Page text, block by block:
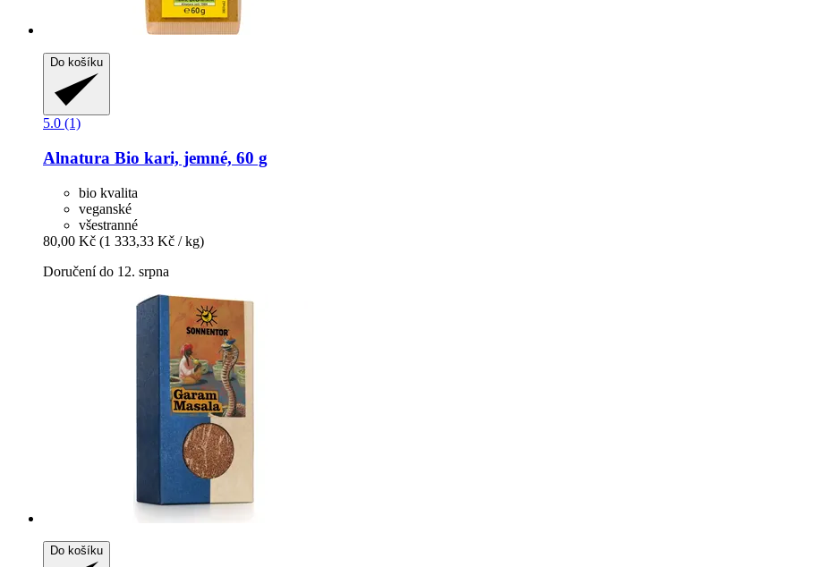
Do košíku
5.0 (1)
Alnatura Bio kari, jemné, 60 g
bio kvalita
veganské
všestranné
80,00 Kč (1 333,33 Kč / kg)
Doručení do 12. srpna
Do košíku